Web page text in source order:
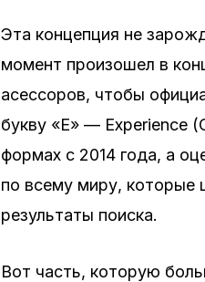
Эта концепция не
момент произошел в
асессоров, чтобы
букву «Е» — Experience
формах с 2014 года, а
по всему миру, которые
результаты поиска.
Вот часть, которую